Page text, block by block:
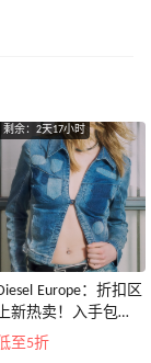
剩余：2天17小时
Europe：折扣区
新热卖！入手包
、服饰、鞋履等
至5折